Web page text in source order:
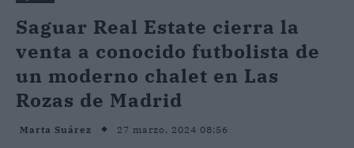
Saguar Real Estate cierra la
venta a conocido futbolista de
un moderno chalet en Las
Rozas de Madrid
Marta Suárez 27 marzo, 2024 08:56